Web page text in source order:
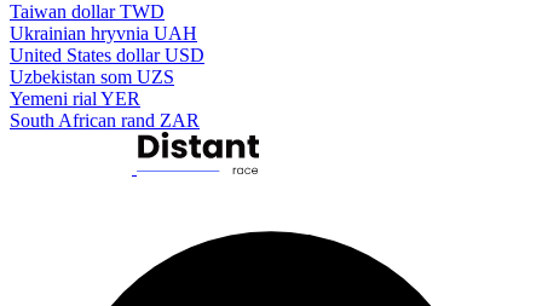
Taiwan dollar TWD
Ukrainian hryvnia UAH
United States dollar USD
Uzbekistan som UZS
Yemeni rial YER
South African rand ZAR